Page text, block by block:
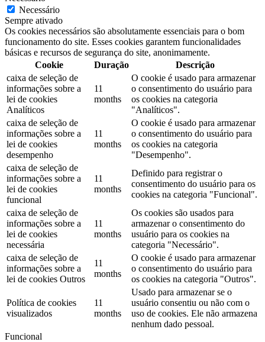
Necessário
Sempre ativado
Os cookies necessários são absolutamente essenciais para o bom
funcionamento do site. Esses cookies garantem funcionalidades
básicas e recursos de segurança do site, anonimamente.
Cookie
Duração
Descrição
caixa de seleção de
informações sobre a
lei de cookies
Analíticos
11
months
O cookie é usado para armazenar
o consentimento do usuário para
os cookies na categoria
"Analíticos".
caixa de seleção de
informações sobre a
lei de cookies
desempenho
11
months
O cookie é usado para armazenar
o consentimento do usuário para
os cookies na categoria
"Desempenho".
caixa de seleção de
informações sobre a
lei de cookies
funcional
11
months
Definido para registrar o
consentimento do usuário para os
cookies na categoria "Funcional".
caixa de seleção de
informações sobre a
lei de cookies
necessária
11
months
Os cookies são usados ​​para
armazenar o consentimento do
usuário para os cookies na
categoria "Necessário".
caixa de seleção de
informações sobre a
lei de cookies Outros
11
months
O cookie é usado para armazenar
o consentimento do usuário para
os cookies na categoria "Outros".
Política de cookies
visualizados
11
months
Usado para armazenar se o
usuário consentiu ou não com o
uso de cookies. Ele não armazena
nenhum dado pessoal.
Funcional